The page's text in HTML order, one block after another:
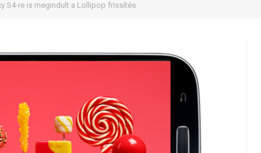
S4-re is megindult a Lollipop frissítés